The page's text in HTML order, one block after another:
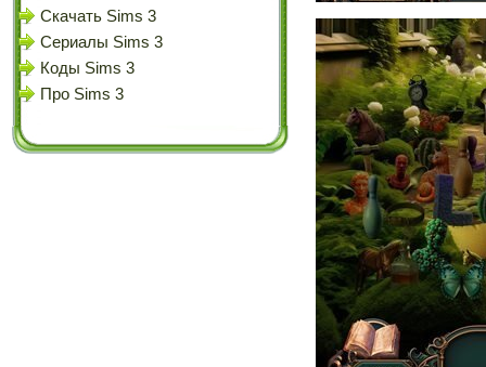
Скачать Sims 3
Сериалы Sims 3
Коды Sims 3
Про Sims 3